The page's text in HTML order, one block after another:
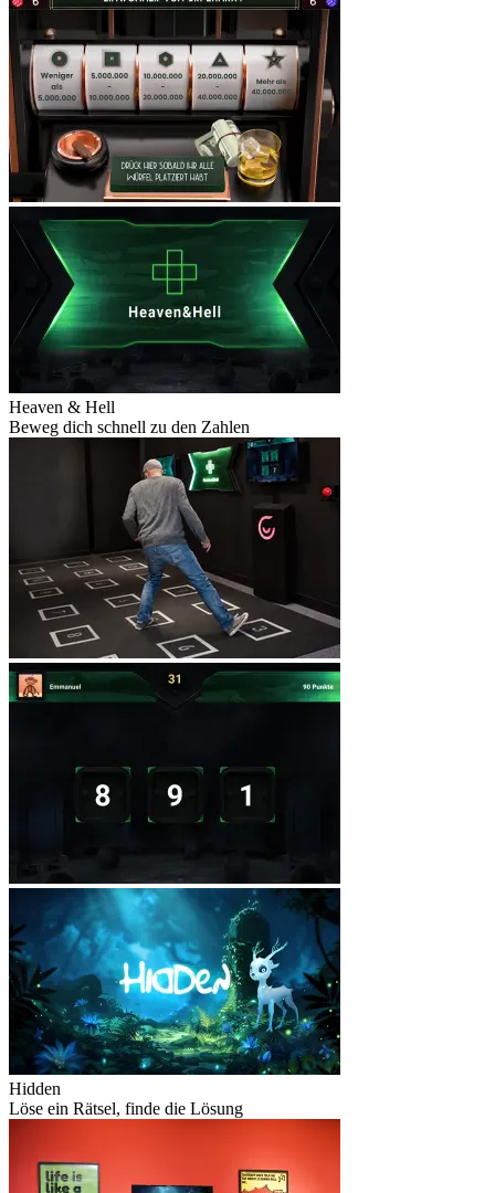
Heaven & Hell
Beweg dich schnell zu den Zahlen
Hidden
Löse ein Rätsel, finde die Lösung